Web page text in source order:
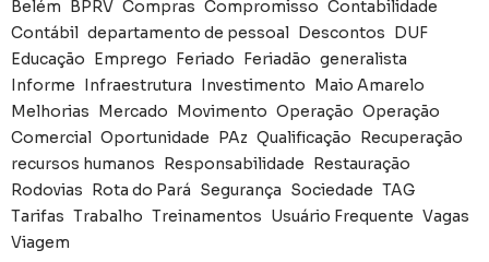
Belém BPRV Compras Compromisso Contabilidade
Contábil departamento de pessoal Descontos DUF
Educação Emprego Feriado Feriadão generalista
Informe Infraestrutura Investimento Maio Amarelo
Melhorias Mercado Movimento Operação Operação
Comercial Oportunidade PAz Qualificação Recuperação
recursos humanos Responsabilidade Restauração
Rodovias Rota do Pará Segurança Sociedade TAG
Tarifas Trabalho Treinamentos Usuário Frequente Vagas
Viagem